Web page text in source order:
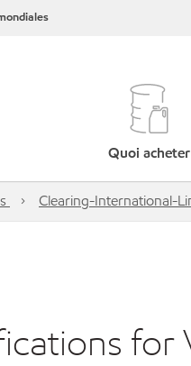
Quoi acheter
Clearing-International-
for